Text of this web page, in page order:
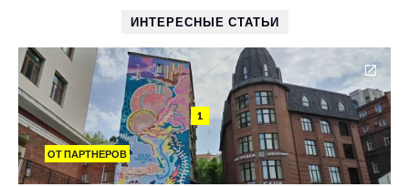
ИНТЕРЕСНЫЕ СТАТЬИ
1
ОТ ПАРТНЕРОВ